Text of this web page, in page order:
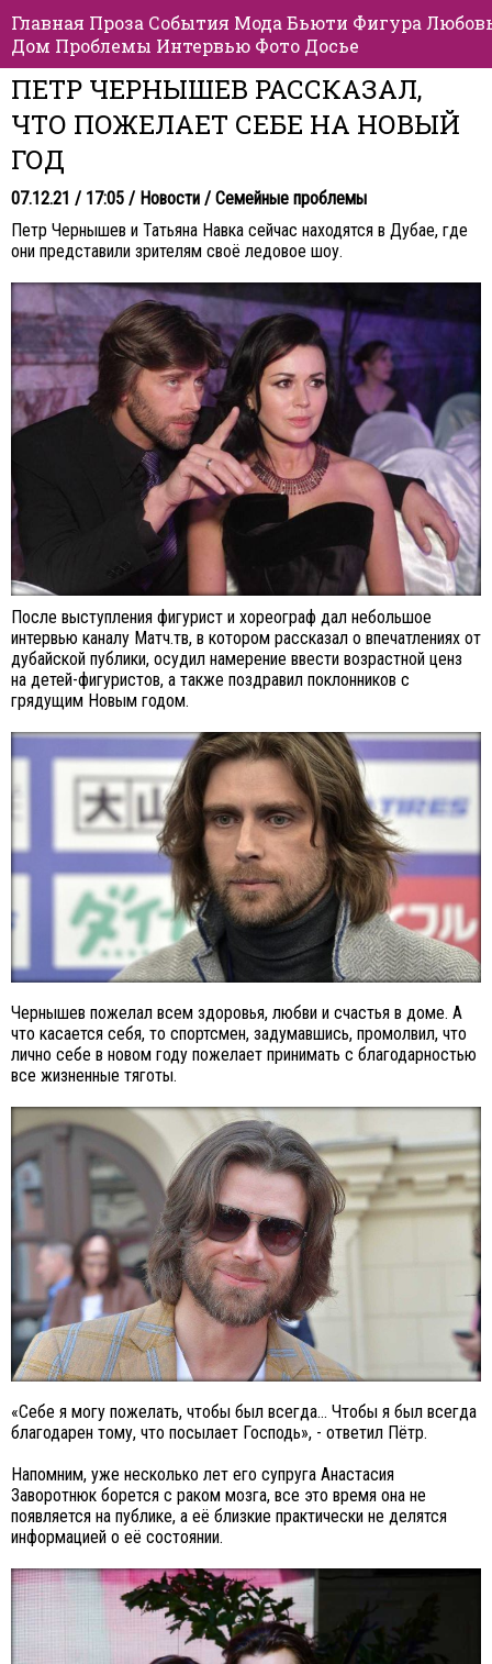
Главная Проза События Мода Бьюти Фигура
Дом Проблемы Интервью Фото Досье
ПЕТР ЧЕРНЫШЕВ РАССКАЗАЛ,
ЧТО ПОЖЕЛАЕТ СЕБЕ НА НОВЫЙ
ГОД
07.12.21 / 17:05 / Новости / Семейные проблемы
Петр Чернышев и Татьяна Навка сейчас находятся в Дубае, где
они представили зрителям своё ледовое шоу.
После выступления фигурист и хореограф дал небольшое
интервью каналу Матч.тв, в котором рассказал о впечатлениях от
дубайской публики, осудил намерение ввести возрастной ценз
на детей-фигуристов, а также поздравил поклонников с
грядущим Новым годом.
Чернышев пожелал всем здоровья, любви и счастья в доме. А
что касается себя, то спортсмен, задумавшись, промолвил, что
лично себе в новом году пожелает принимать с благодарностью
все жизненные тяготы.
«Себе я могу пожелать, чтобы был всегда… Чтобы я был всегда
благодарен тому, что посылает Господь», - ответил Пётр.
Напомним, уже несколько лет его супруга Анастасия
Заворотнюк борется с раком мозга, все это время она не
появляется на публике, а её близкие практически не делятся
информацией о её состоянии.